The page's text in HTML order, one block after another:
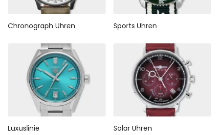
Chronograph Uhren Sports Uhren
Luxuslinie Solar Uhren